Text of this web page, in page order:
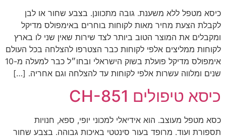
כיסא מטפל ללא משענת. גובה מתכוונן. בצבע שחור או לבן
לקבלת הצעת מחיר מאות לקוחות בוחרים באימפולס מדיקל
ומקבלים את המוצר הטוב ביותר לצד שירות שאין שני לו בארץ
לקוחות ממליצים אלפי לקוחות כבר הצטרפו להצלחה בכל העולם
אימפולס מדיקל פועלת בשוק הישראלי ובחו״ל כבר למעלה מ-10
שנים ומלווה עשרות אלפי לקוחות עד להצלחה וגם אחריה. […]
כיסא טיפולים CH-851
כסא מטפל מעוצב. הוא אידיאלי למכוני יופי, ספא, חנויות
תספורת ועוד. מרופד בעור סינטטי באיכות גבוהה. בצבע שחור